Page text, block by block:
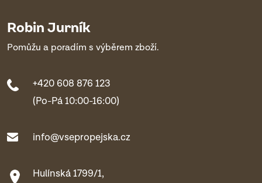
Robin Jurník
Pomůžu a poradím s výběrem zboží.
+420 608 876 123
(Po-Pá 10:00-16:00)
info@vsepropejska.cz
Hulínská 1799/1,